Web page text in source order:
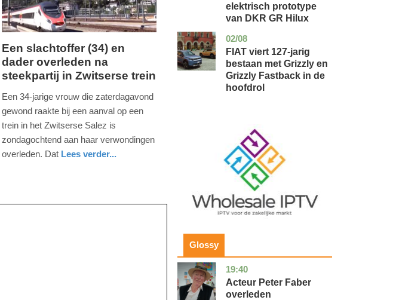
zondag,
14.
-
2025
Een slachtoffer (34) en
dader overleden na
steekpartij in Zwitserse trein
Een 34-jarige vrouw die zaterdagavond
gewond raakte bij een aanval op een
trein in het Zwitserse Salez is
zondagochtend aan haar verwondingen
overleden. Dat Lees verder...
elektrisch prototype
van DKR GR Hilux
02/08
auto
FIAT viert 127-jarig
bestaan met Grizzly en
Grizzly Fastback in de
hoofdrol
Glossy
19:40
noord-
holland
glossy
Acteur Peter Faber
overleden